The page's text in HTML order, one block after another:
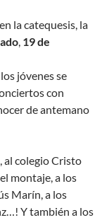
en la catequesis, la
, 19 de
jóvenes se
con
de antemano
al colegio Cristo
montaje, a los
Marín, a los
Y también a los